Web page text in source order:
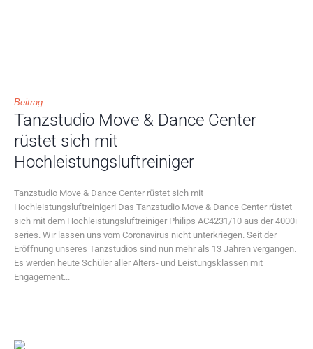
Beitrag
Tanzstudio Move & Dance Center
rüstet sich mit
Hochleistungsluftreiniger
Tanzstudio Move & Dance Center rüstet sich mit
Hochleistungsluftreiniger! Das Tanzstudio Move & Dance Center rüstet
sich mit dem Hochleistungsluftreiniger Philips AC4231/10 aus der 4000i
series. Wir lassen uns vom Coronavirus nicht unterkriegen. Seit der
Eröffnung unseres Tanzstudios sind nun mehr als 13 Jahren vergangen.
Es werden heute Schüler aller Alters- und Leistungsklassen mit
Engagement...